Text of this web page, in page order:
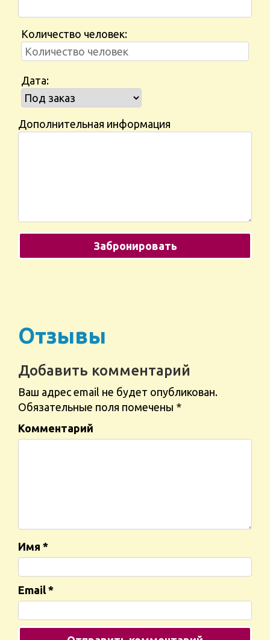
Количество человек:
Дата:
Дополнительная информация
Отзывы
Добавить комментарий
Ваш адрес email не будет опубликован.
Обязательные поля помечены *
Комментарий
Имя *
Email *